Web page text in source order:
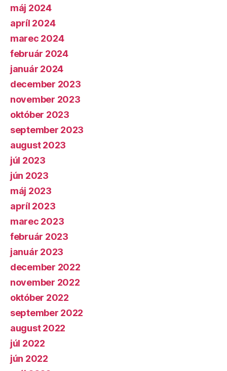
máj 2024
apríl 2024
marec 2024
február 2024
január 2024
december 2023
november 2023
október 2023
september 2023
august 2023
júl 2023
jún 2023
máj 2023
apríl 2023
marec 2023
február 2023
január 2023
december 2022
november 2022
október 2022
september 2022
august 2022
júl 2022
jún 2022